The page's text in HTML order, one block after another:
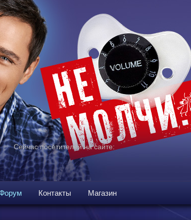
Сейчас посетителей на сайте:
Контакты Магазин